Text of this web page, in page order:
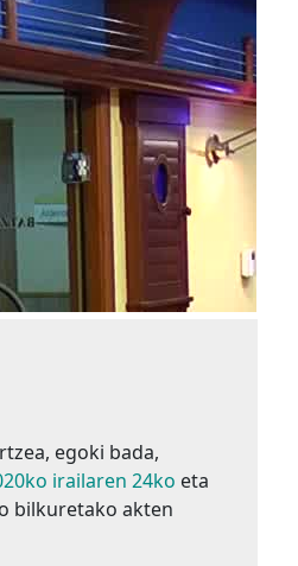
egoki bada,
irailaren 24ko eta
bilkuretako akten